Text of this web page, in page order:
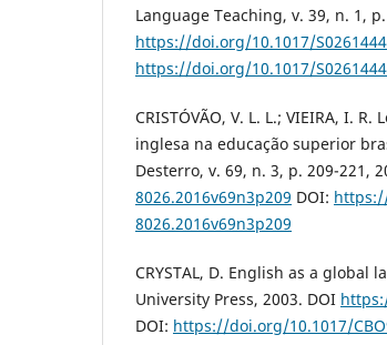
Language Teaching, v. 39, n. 1,
https://doi.org/10.1017/
https://doi.org/10.1017/
CRISTÓVÃO, V. L. L.; VIEIRA, I.
inglesa na educação superior
Desterro, v. 69, n. 3, p. 209-221,
8026.2016v69n3p209 DOI:
8026.2016v69n3p209
CRYSTAL, D. English as a
University Press, 2003. DOI
DOI: https://doi.org/10.1017/